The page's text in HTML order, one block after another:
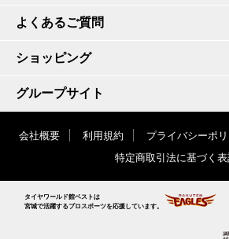
よくあるご質問
ショッピング
グループサイト
会社概要 利用規約 プライバシーポ
特定商取引法に基づく
タイヤワールド館ベストは
宮城で活躍するプロスポーツを応援しています。